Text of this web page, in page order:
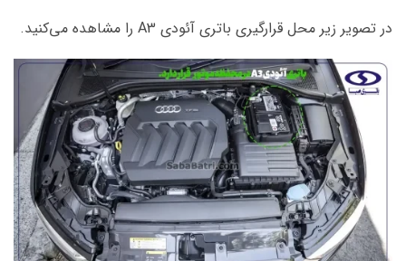
در تصویر زیر محل قرارگیری باتری آئودی A3 را مشاهده می‌کنید.